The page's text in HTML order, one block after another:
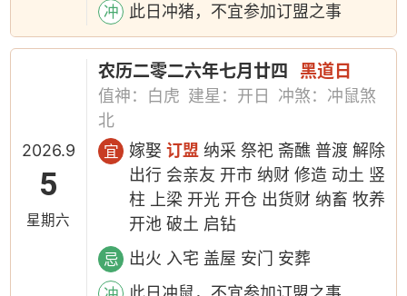
冲 此日冲猪，不宜参加订盟之事
2026.9
5
星期六
农历二零二六年七月廿四 黑道日
值神：白虎 建星：开日
冲煞：冲鼠煞
北
宜 嫁娶订盟 纳采 祭祀 斋醮 普渡 解除
出行 会亲友 开市 纳财 修造 动土 竖
柱 上梁 开光 开仓 出货财 纳畜 牧养
开池 破土 启钻
忌 出火 入宅 盖屋 安门 安葬